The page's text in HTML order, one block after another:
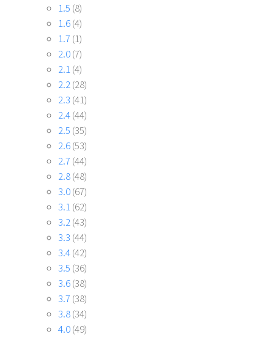
1.5 (8)
1.6(4)
1.7 (1)
2.0(7)
2.1(4)
2.2(28)
2.3 (41)
2.4(44)
2.5 (35)
2.6(53)
2.7 (44)
2.8(48)
3.0(67)
3.1(62)
3.2(43)
3.3 (44)
3.4(42)
3.5 (36)
3.6(38)
3.7 (38)
3.8(34)
4.0(49)